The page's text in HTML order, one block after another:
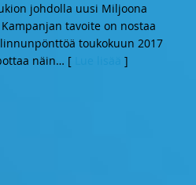
johdolla uusi Miljoona
tavoite on nostaa
toukokuun 2017
näin… [ ]